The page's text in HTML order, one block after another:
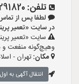
تلفن:
لطفا پس از تماس
در سایت «تعمیر پرینتر»
سایت «تعمیر
وهیچ‌گونه منفعت و
مکان:تهران -
انتقال آگهی به